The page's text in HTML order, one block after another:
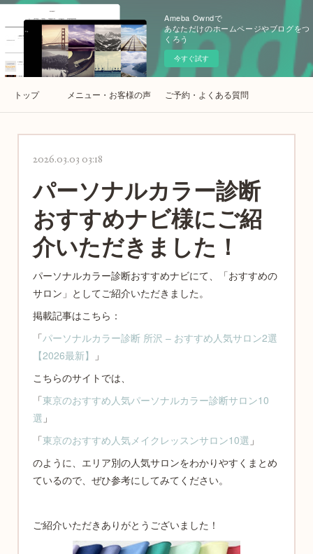
Ameba Owndで
あなただけのホームページやブログをつ
くろう
今すぐ試す
トップ メニュー・お客様の声 ご予約・よくある質問
2026.03.03 03:18
パーソナルカラー診断
おすすめナビ様にご紹
介いただきました！
パーソナルカラー診断おすすめナビにて、「おすすめの
サロン」としてご紹介いただきました。
掲載記事はこちら：
「パーソナルカラー診断 所沢 – おすすめ人気サロン2選
【2026最新】
」
こちらのサイトでは、
「東京のおすすめ人気パーソナルカラー診断サロン10
選 」
「東京のおすすめ人気メイクレッスンサロン10選 」
のように、エリア別の人気サロンをわかりやすくまとめ
ているので、ぜひ参考にしてみてください。
ご紹介いただきありがとうございました！